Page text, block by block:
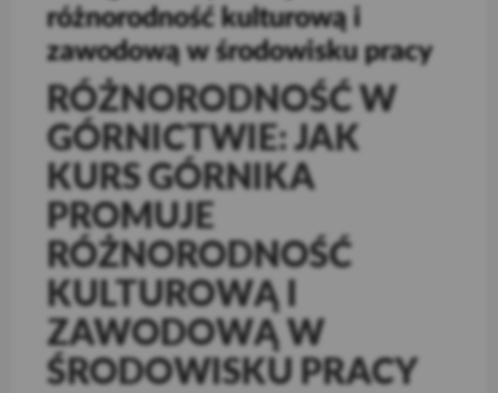
różnorodność kulturową i
zawodową w środowisku pracy
RÓŻNORODNOŚĆ W
GÓRNICTWIE: JAK
KURS GÓRNIKA
PROMUJE
RÓŻNORODNOŚĆ
KULTUROWĄ I
ZAWODOWĄ W
ŚRODOWISKU PRACY